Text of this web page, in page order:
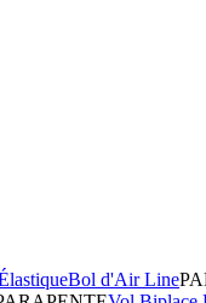
Bol d'Air Line